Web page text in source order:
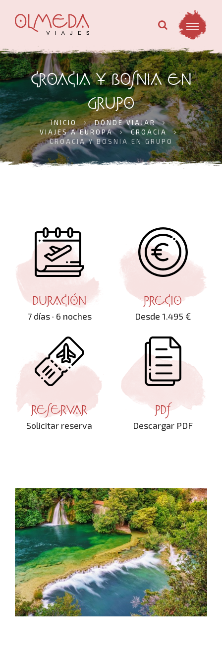
CROACIA Y BOSNIA EN
GRUPO
INICIO
DÓNDE VIAJAR
VIAJES A EUROPA
CROACIA
CROACIA Y BOSNIA EN GRUPO
DURACIÓN
7 días · 6 noches
PRECIO
Desde 1.495 €
RESERVAR
Solicitar reserva
PDF
Descargar PDF